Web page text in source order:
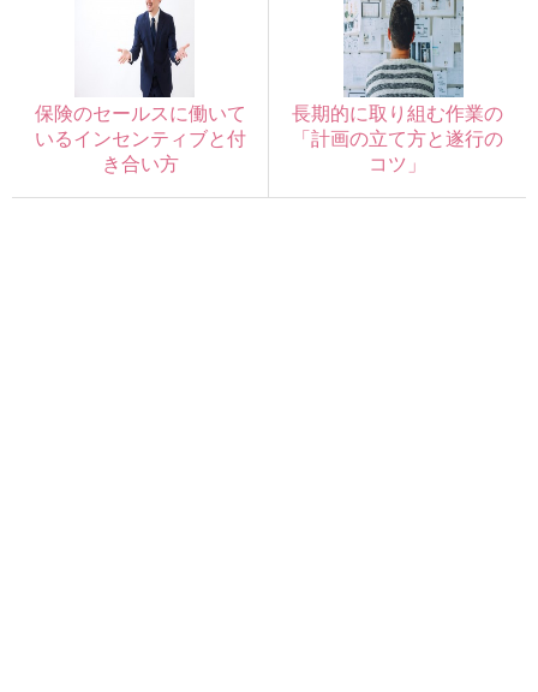
保険のセールスに働いて
いるインセンティブと付
き合い方
長期的に取り組む作業の
「計画の立て方と遂行の
コツ」